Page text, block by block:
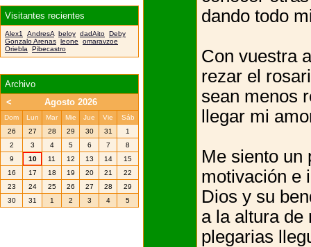
dando todo
Con vuestra
rezar el
sean menos
llegar mi
Me siento un
motivación e
Dios y su
a la altura de
plegarias
Visitantes recientes
Alex1 AndresA beloy dadAito
Deby
Gonzalo Arenas
leone
omaravzoe
Oriebla
Pibecastro
Archivo
<
Agosto 2026
Dom Lun Mar Mie Jue Vie
Sáb
26
27 28 29 30 31
1
2
3 4 5 6 7
8
9
10 11 12 13 14
15
16
17 18 19 20 21
22
23
24 25 26 27 28
29
30
31 1 2 3 4 5